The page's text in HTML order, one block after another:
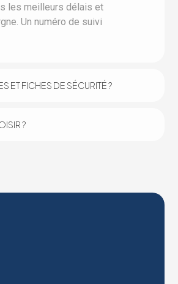
les meilleurs délais et
Un numéro de suivi
ET FICHES DE SÉCURITÉ ?
?